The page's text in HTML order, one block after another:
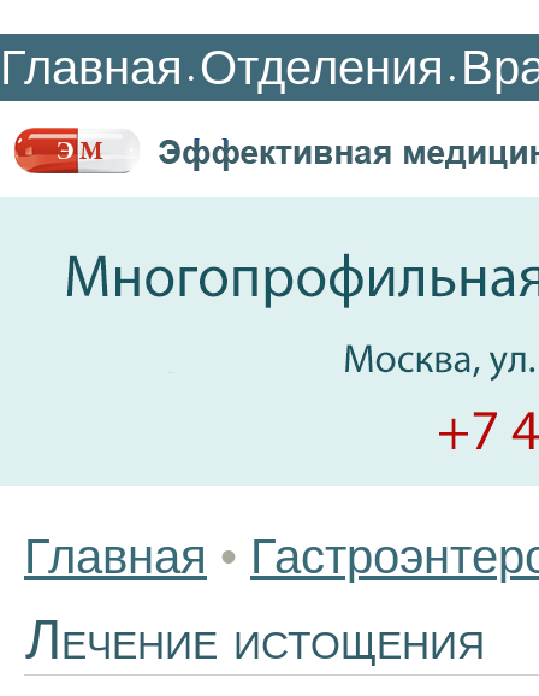
Главная • Отделения •
Главная •
Лечение истощения